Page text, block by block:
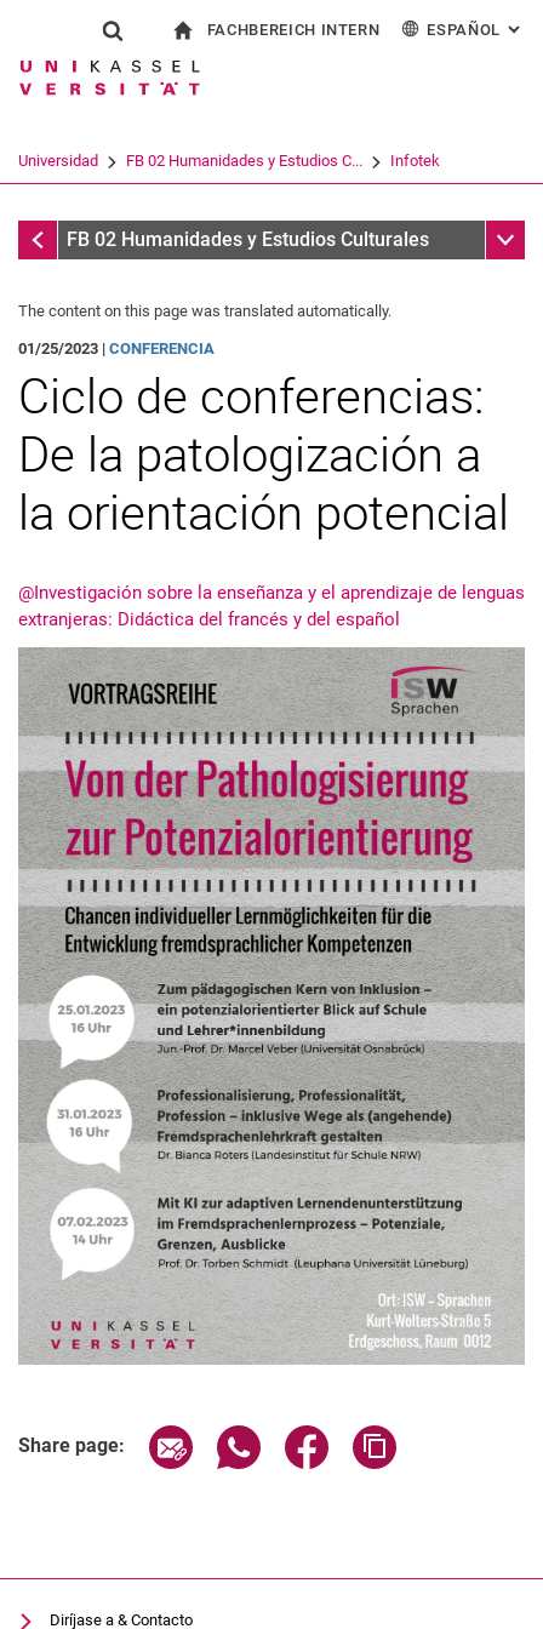
Jump directly to: content
Jump directly to: search
Jump directly to: main
Show search form
Search term
Search (opens an external link in a
FACHBEREICH INTERN ESPAÑOL :
Universidad FB 02 Humanidades y Estudios C... Infotek
InfotekFB 02 Humanidades y Estudios Culturales Sub
The content on this page was translated automatically.
01/25/2023 | CONFERENCIA
Ciclo de conferencias:
De la patologización a
la orientación potencial
@Investigación sobre la enseñanza y el aprendizaje de lenguas
extranjeras: Didáctica del francés y del español
Share page: Share page via email
Share page via WhatsApp
Share page via
Diríjase a & Contacto